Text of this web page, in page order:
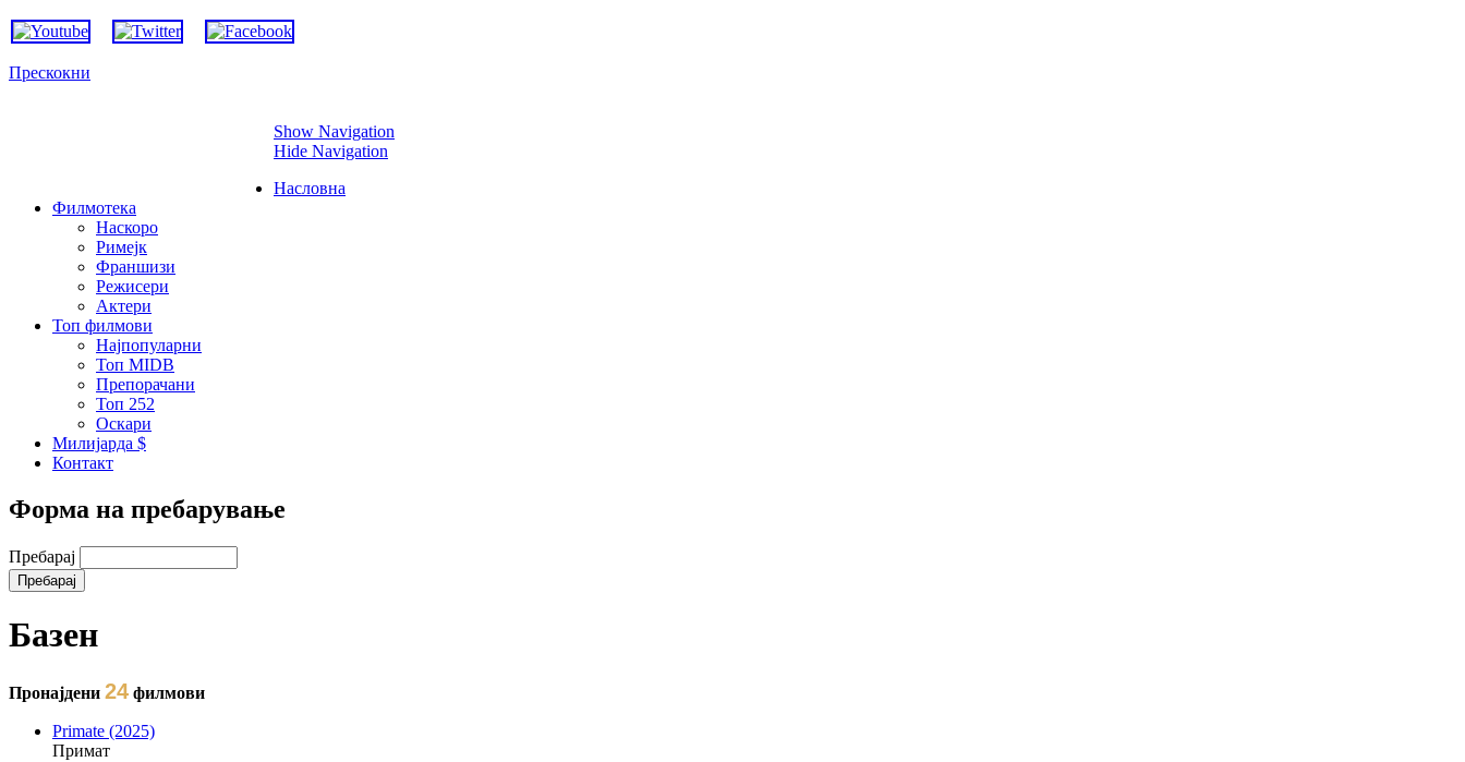
Прескокни
Show Navigation
Hide Navigation
Насловна
Филмотека
Наскоро
Римејк
Франшизи
Режисери
Актери
Топ филмови
Најпопуларни
Топ MIDB
Препорачани
Топ 252
Оскари
Милијарда $
Контакт
Форма на пребарување
Пребарај
Базен
Пронајдени 24 филмови
Primate (2025)
Примат